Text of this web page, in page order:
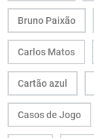
Bruno Paixão
Carlos Matos
Cartão azul
Casos de Jogo